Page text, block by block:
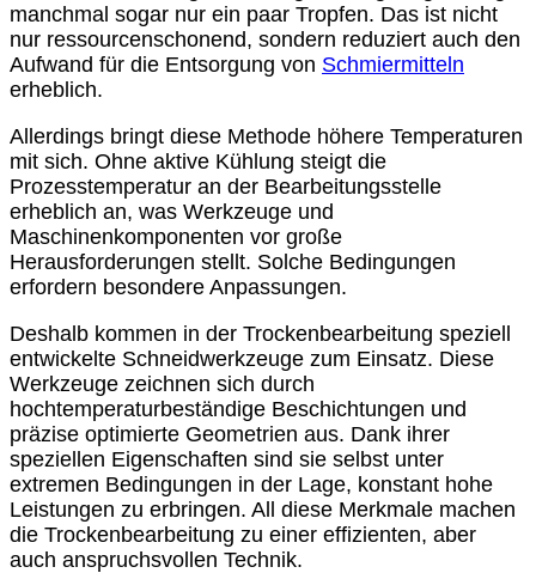
manchmal sogar nur ein paar Tropfen. Das ist nicht
nur ressourcenschonend, sondern reduziert auch den
Aufwand für die Entsorgung von Schmiermitteln
erheblich.
Allerdings bringt diese Methode höhere Temperaturen
mit sich. Ohne aktive Kühlung steigt die
Prozesstemperatur an der Bearbeitungsstelle
erheblich an, was Werkzeuge und
Maschinenkomponenten vor große
Herausforderungen stellt. Solche Bedingungen
erfordern besondere Anpassungen.
Deshalb kommen in der Trockenbearbeitung speziell
entwickelte Schneidwerkzeuge zum Einsatz. Diese
Werkzeuge zeichnen sich durch
hochtemperaturbeständige Beschichtungen und
präzise optimierte Geometrien aus. Dank ihrer
speziellen Eigenschaften sind sie selbst unter
extremen Bedingungen in der Lage, konstant hohe
Leistungen zu erbringen. All diese Merkmale machen
die Trockenbearbeitung zu einer effizienten, aber
auch anspruchsvollen Technik.